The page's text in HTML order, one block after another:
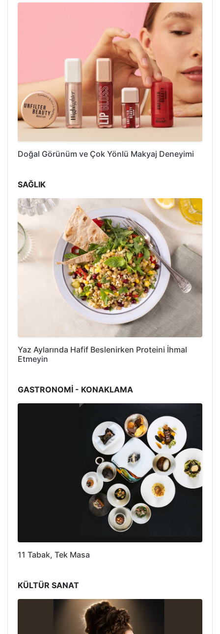
Doğal Görünüm ve Çok Yönlü Makyaj Deneyimi
SAĞLIK
Yaz Aylarında Hafif Beslenirken Proteini İhmal
Etmeyin
GASTRONOMİ - KONAKLAMA
11 Tabak, Tek Masa
KÜLTÜR SANAT